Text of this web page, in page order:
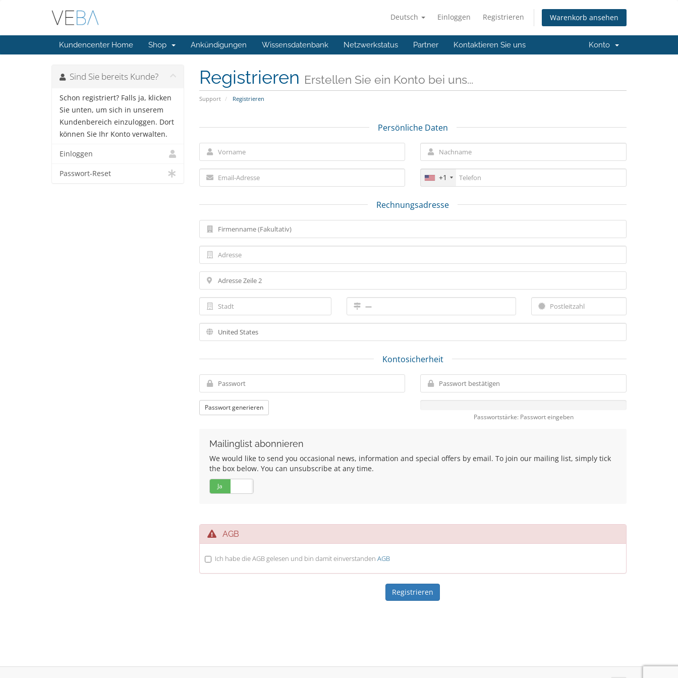
Deutsch Einloggen Registrieren Warenkorb ansehen
Kundencenter Home Shop Ankündigungen Wissensdatenbank Netzwerkstatus Partner Kontaktieren Sie uns Konto
Registrieren Erstellen Sie ein Konto bei uns...
Support Registrieren
Sind Sie bereits Kunde?
Schon registriert? Falls ja, klicken
Sie unten, um sich in unserem
Kundenbereich einzuloggen. Dort
können Sie Ihr Konto verwalten.
Einloggen
Passwort-Reset
Persönliche Daten
+1
Rechnungsadresse
Kontosicherheit
Passwort generieren
Passwortstärke: Passwort eingeben
Mailinglist abonnieren
We would like to send you occasional news, information and special offers by email. To join our mailing list, simply tick
the box below. You can unsubscribe at any time.
Ja
AGB
Ich habe die AGB gelesen und bin damit einverstanden AGB